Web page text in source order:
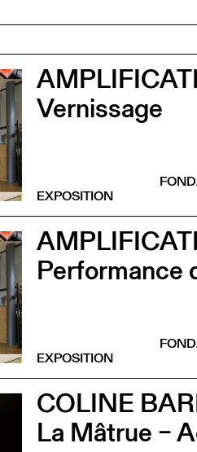
Vernissage
EXPOSITION
EXPOSITION
COLINE
La Mâtrue –